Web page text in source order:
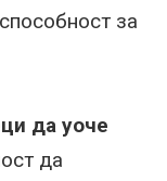
за
да уоче
да